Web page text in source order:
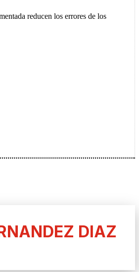
reducen los errores de los
DIAZ